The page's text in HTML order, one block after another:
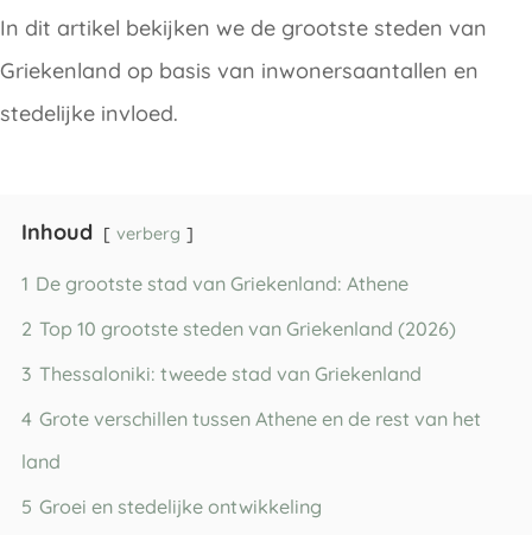
In dit artikel bekijken we de grootste steden van
Griekenland op basis van inwonersaantallen en
stedelijke invloed.
Inhoud verberg
1 De grootste stad van Griekenland: Athene
2 Top 10 grootste steden van Griekenland (2026)
3 Thessaloniki: tweede stad van Griekenland
4 Grote verschillen tussen Athene en de rest van het
land
5 Groei en stedelijke ontwikkeling